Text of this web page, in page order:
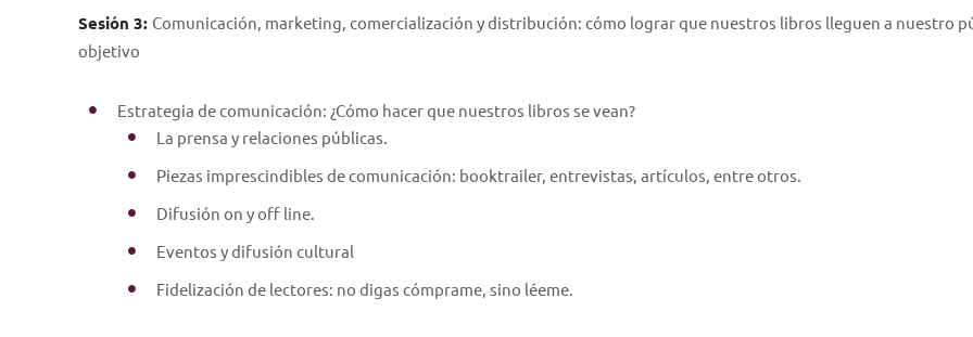
Sesión 3: Comunicación, marketing, comercialización y distribución: cómo lograr que nuestros libros lleguen a nuestro
objetivo
Estrategia de comunicación: ¿Cómo hacer que nuestros libros se vean?
La prensa y relaciones públicas.
Piezas imprescindibles de comunicación: booktrailer, entrevistas, artículos, entre otros.
Difusión on y off line.
Eventos y difusión cultural
Fidelización de lectores: no digas cómprame, sino léeme.